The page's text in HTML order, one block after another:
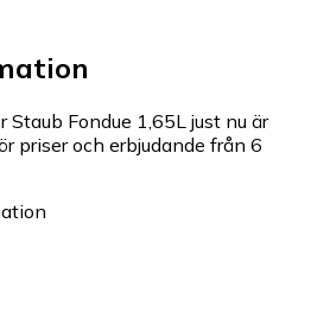
Fondue 1,65L just nu är
priser och erbjudande från 6